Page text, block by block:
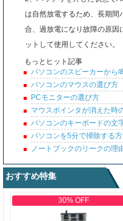
は自然放電するため、長期間
合、過放電になり故障の原因
ットして使用してください。
もっとヒット記事
パソコンのスピーカーから
パソコンのマウスの選び方
PCモニターの選び方
マウスポインタが消えた時
パソコンのキーボードの文
パソコンを5分で掃除する
ノートブックのリークの理
おすすめ特集
30% OFF